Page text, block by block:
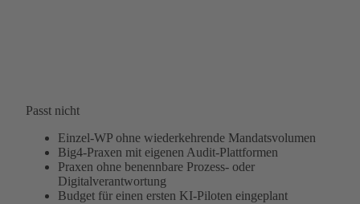
Passt nicht
Einzel-WP ohne wiederkehrende Mandatsvolumen
Big4-Praxen mit eigenen Audit-Plattformen
Praxen ohne benennbare Prozess- oder
Digitalverantwortung
Budget für einen ersten KI-Piloten eingeplant